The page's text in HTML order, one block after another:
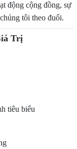
động cộng đồng, sự
tôi theo đuổi.
Trị
tiêu biểu